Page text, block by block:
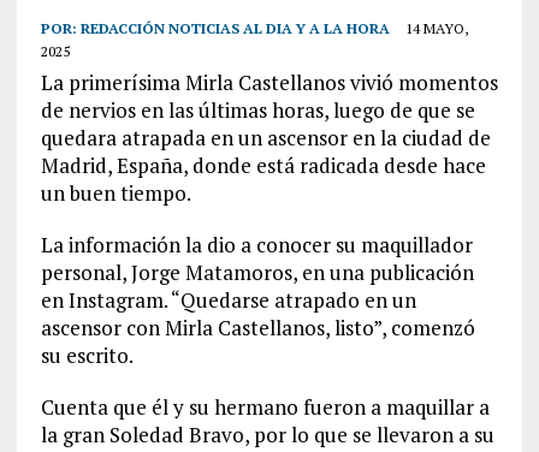
POR: REDACCIÓN NOTICIAS AL DIA Y A LA HORA
14 MAYO,
2025
La primerísima Mirla Castellanos vivió momentos
de nervios en las últimas horas, luego de que se
quedara atrapada en un ascensor en la ciudad de
Madrid, España, donde está radicada desde hace
un buen tiempo.
La información la dio a conocer su maquillador
personal, Jorge Matamoros, en una publicación
en Instagram. “Quedarse atrapado en un
ascensor con Mirla Castellanos, listo”, comenzó
su escrito.
Cuenta que él y su hermano fueron a maquillar a
la gran Soledad Bravo, por lo que se llevaron a su